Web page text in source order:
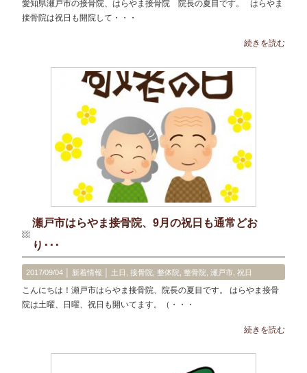
愛知県瀬戸市の接骨院、はらやま接骨院 院長の夏目です。 はらやま
接骨院は祝日も開院して・・・
続きを読む
瀬戸市はらやま接骨院、9月の祝日も通常どお
り･･･
2017/09/04 │ 新着情報 土日 ,接骨院 整体院 整骨院 ,瀬戸市 ,祝日
こんにちは！瀬戸市はらやま接骨院、院長の夏目です。 はらやま接骨
院は土曜、日曜、祝日も開いてます。（・・・
続きを読む